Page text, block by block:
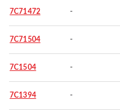
7C71472 -
7C71504 -
7C1504 -
7C1394 -